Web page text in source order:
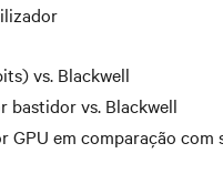
vs. Blackwell
bastidor vs. Blackwell
GPU em comparação com